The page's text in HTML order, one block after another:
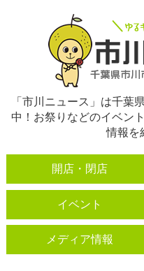
「市川ニュース」は千葉
中！お祭りなどのイベン
情報を
開店・閉店
イベント
メディア情報